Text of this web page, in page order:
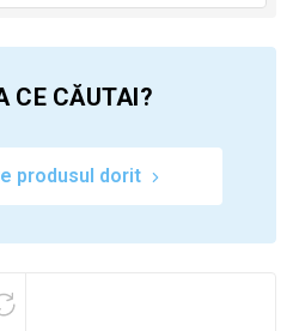
CE CĂUTAI?
produsul dorit